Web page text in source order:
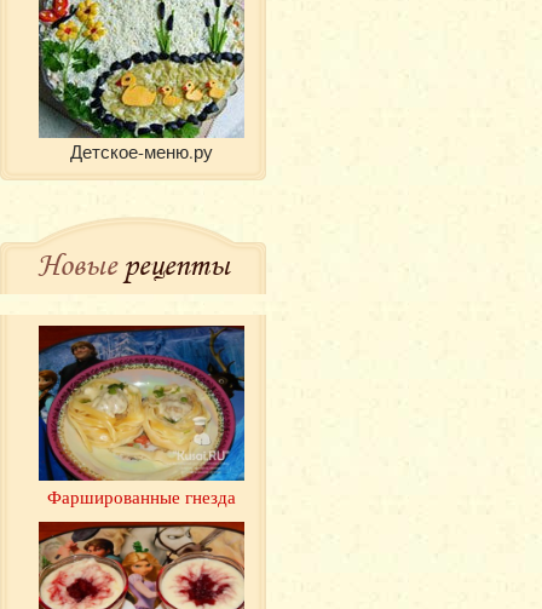
Детское-меню.ру
Новыерецепты
Фаршированные гнезда